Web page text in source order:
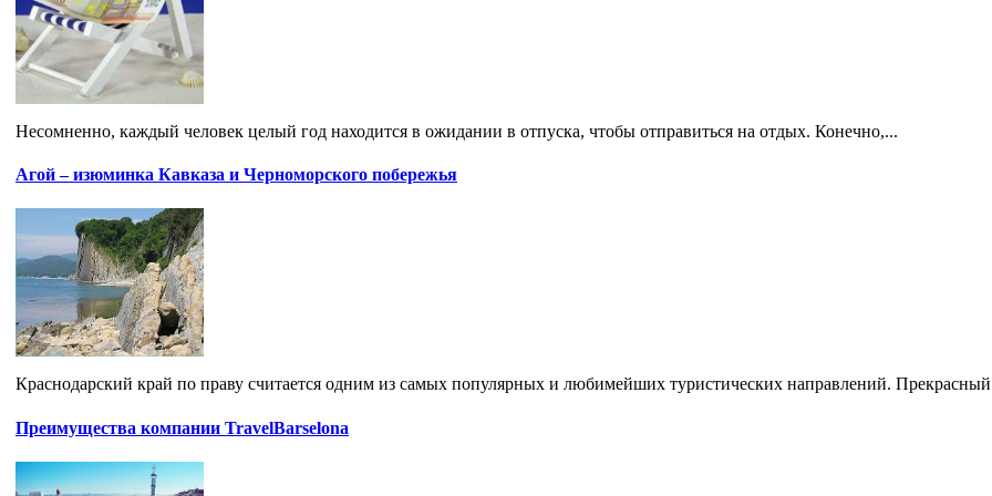
Несомненно, каждый человек целый год находится в ожидании в отпуска, чтобы отправиться на отдых. Конечно,...
Агой – изюминка Кавказа и Черноморского побережья
Краснодарский край по праву считается одним из самых популярных и любимейших туристических направлений. Прекрасный
Преимущества компании TravelBarselona